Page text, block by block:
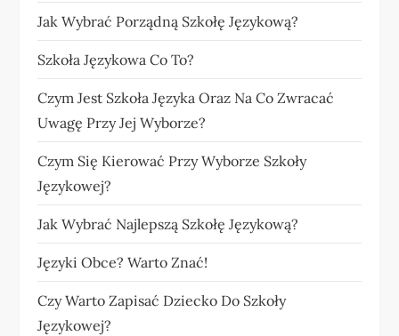
Jak Wybrać Porządną Szkołę Językową?
Szkoła Językowa Co To?
Czym Jest Szkoła Języka Oraz Na Co Zwracać
Uwagę Przy Jej Wyborze?
Czym Się Kierować Przy Wyborze Szkoły
Językowej?
Jak Wybrać Najlepszą Szkołę Językową?
Języki Obce? Warto Znać!
Czy Warto Zapisać Dziecko Do Szkoły
Językowej?